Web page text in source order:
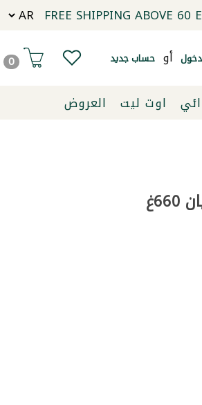
FREE SHIPPING ABOVE
أو حساب جديد 0
اوت ليت
العروض